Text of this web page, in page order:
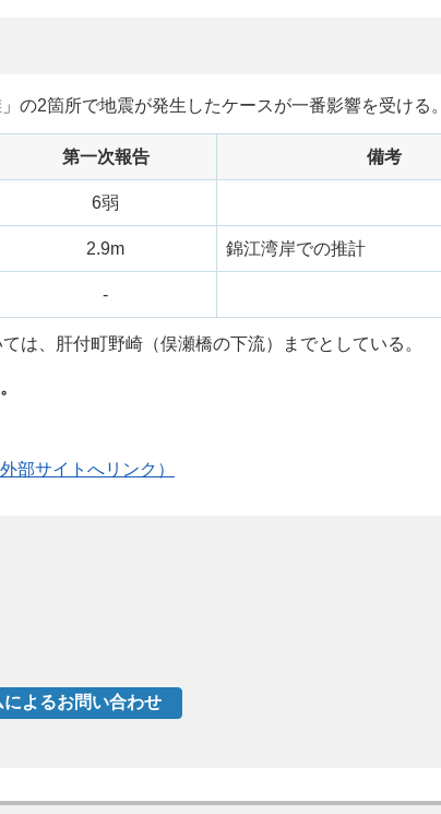
の2箇所で地震が発生したケースが一番影響を受ける。
第一次報告 備考
6弱
2.9m 錦江湾岸での推計
-
は、肝付町野崎（俣瀬橋の下流）までとしている。
部サイトへリンク）